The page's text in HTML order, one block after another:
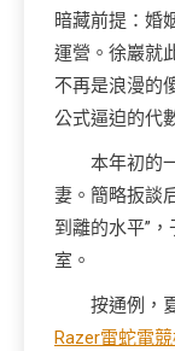
暗藏前提：婚
運營。徐巖就
不再是浪漫的
公式逼迫的代數
本年初的
妻。簡略扳談
到離的水平”
室。
按通例，
Razer雷蛇電